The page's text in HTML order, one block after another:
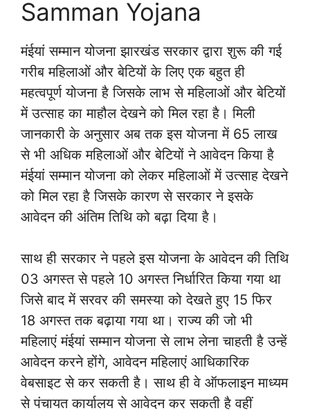
Samman Yojana
मंईयां सम्मान योजना झारखंड सरकार द्वारा शुरू की गई
गरीब महिलाओं और बेटियों के लिए एक बहुत ही
महत्वपूर्ण योजना है जिसके लाभ से महिलाओं और बेटियों
में उत्साह का माहौल देखने को मिल रहा है। मिली
जानकारी के अनुसार अब तक इस योजना में 65 लाख
से भी अधिक महिलाओं और बेटियों ने आवेदन किया है
मंईयां सम्मान योजना को लेकर महिलाओं में उत्साह देखने
को मिल रहा है जिसके कारण से सरकार ने इसके
आवेदन की अंतिम तिथि को बढ़ा दिया है।
साथ ही सरकार ने पहले इस योजना के आवेदन की तिथि
03 अगस्त से पहले 10 अगस्त निर्धारित किया गया था
जिसे बाद में सरवर की समस्या को देखते हुए 15 फिर
18 अगस्त तक बढ़ाया गया था। राज्य की जो भी
महिलाएं मंईयां सम्मान योजना से लाभ लेना चाहती है उन्हें
आवेदन करने होंगे, आवेदन महिलाएं आधिकारिक
वेबसाइट से कर सकती है। साथ ही वे ऑफलाइन माध्यम
से पंचायत कार्यालय से आवेदन कर सकती है वहीं